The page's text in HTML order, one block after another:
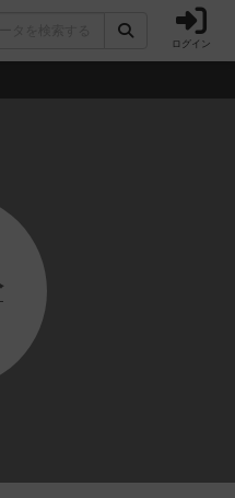
ログイン